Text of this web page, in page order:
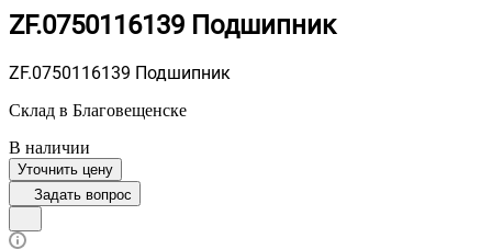
ZF.0750116139 Подшипник
ZF.0750116139 Подшипник
Склад в Благовещенске
В наличии
Уточнить цену
Задать вопрос